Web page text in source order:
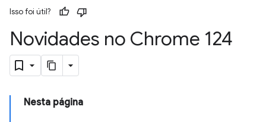
Isso foi útil?
Novidades no Chrome 124
Nesta página